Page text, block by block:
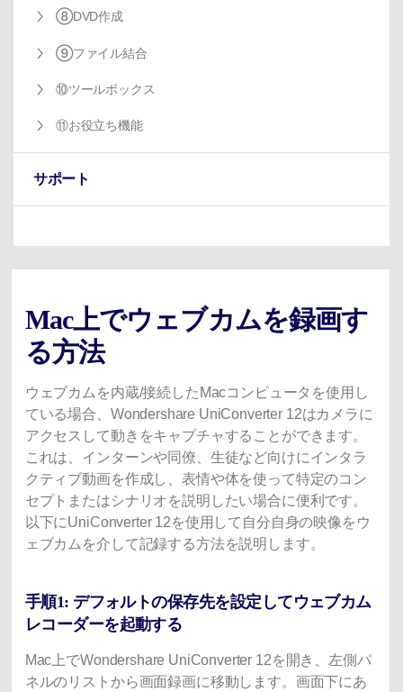
⑧DVD作成
⑨ファイル結合
⑩ツールボックス
⑪お役立ち機能
サポート
Mac上でウェブカムを録画す
る方法
ウェブカムを内蔵/接続したMacコンピュータを使用し
ている場合、Wondershare UniConverter 12はカメラに
アクセスして動きをキャプチャすることができます。
これは、インターンや同僚、生徒など向けにインタラ
クティブ動画を作成し、表情や体を使って特定のコン
セプトまたはシナリオを説明したい場合に便利です。
以下にUniConverter 12を使用して自分自身の映像をウ
ェブカムを介して記録する方法を説明します。
手順1: デフォルトの保存先を設定してウェブカム
レコーダーを起動する
Mac上でWondershare UniConverter 12を開き、左側パ
ネルのリストから画面録画に移動します。画面下にあ